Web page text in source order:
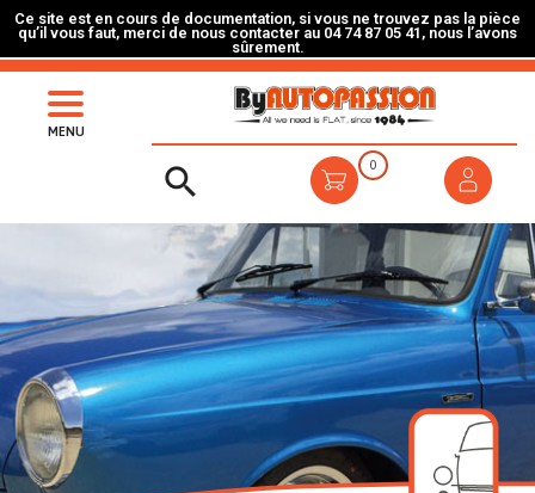
Ce site est en cours de documentation, si vous ne trouvez pas la pièce
qu’il vous faut, merci de nous contacter au 04 74 87 05 41, nous l’avons
sûrement.
MENU
 0